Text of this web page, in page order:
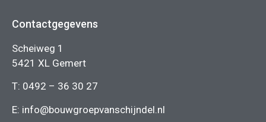
Contactgegevens
Scheiweg 1
5421 XL Gemert
T: 0492 – 36 30 27
E: info@bouwgroepvanschijndel.nl